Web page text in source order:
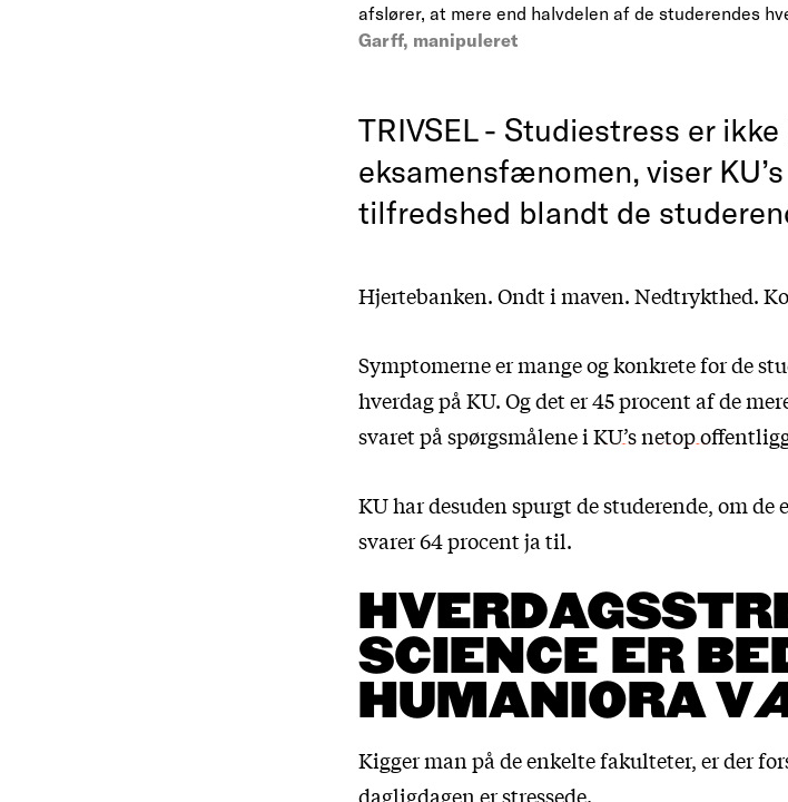
afslører, at mere end halvdelen af de studerendes
Garff, manipuleret
TRIVSEL - Studiestress er
eksamensfænomen, viser
tilfredshed blandt de
Hjertebanken. Ondt i maven. Nedtrykthed.
Symptomerne er mange og konkrete for de
hverdag på KU. Og det er 45 procent af de
svaret på spørgsmålene iKU’s netop
KU har desuden spurgt de studerende, om de
svarer 64 procent ja til.
SCIENCE ER
HUMANIORA
Kigger man på de enkelte fakulteter, er der
dagligdagen er stressede.